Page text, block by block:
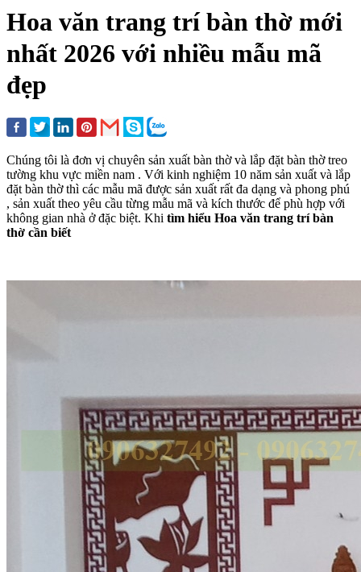
Hoa văn trang trí bàn thờ mới
nhất 2026 với nhiều mẫu mã
đẹp
Chúng tôi là đơn vị chuyên sản xuất bàn thờ và lắp đặt bàn thờ treo
tường khu vực miền nam . Với kinh nghiệm 10 năm sản xuất và lắp
đặt bàn thờ thì các mẫu mã được sản xuất rất đa dạng và phong phú
, sản xuất theo yêu cầu từng mẫu mã và kích thước để phù hợp với
không gian nhà ở đặc biệt. Khi tìm hiểu Hoa văn trang trí bàn
thờ cần biết